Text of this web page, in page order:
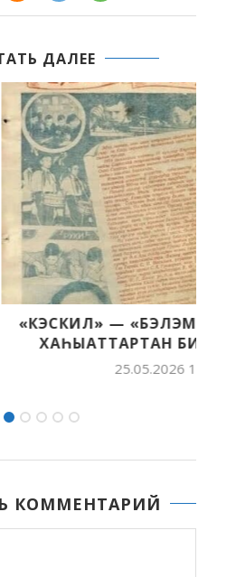
ДАЛЕЕ
БУОЛ» БАСТЫҤ
БИИРДЭСТЭРЭ
КОММЕНТАРИЙ